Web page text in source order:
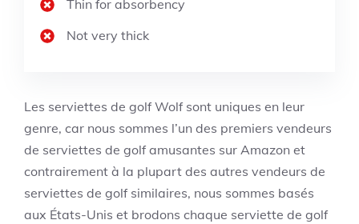
Thin for absorbency
Not very thick
Les serviettes de golf Wolf sont uniques en leur
genre, car nous sommes l’un des premiers vendeurs
de serviettes de golf amusantes sur Amazon et
contrairement à la plupart des autres vendeurs de
serviettes de golf similaires, nous sommes basés
aux États-Unis et brodons chaque serviette de golf